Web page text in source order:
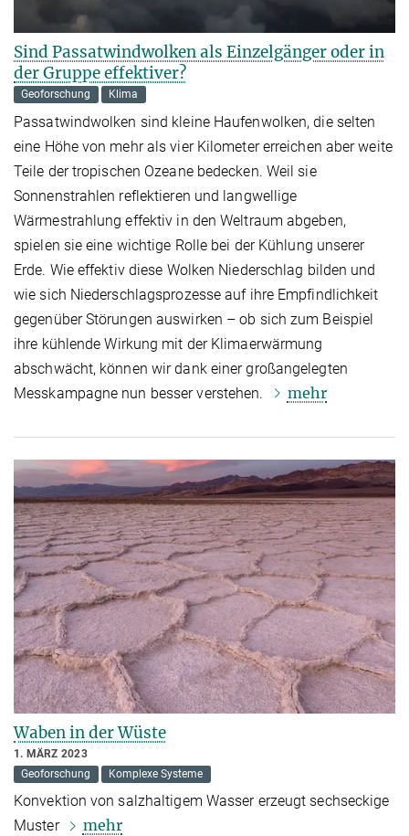
Sind Passatwindwolken als Einzelgänger oder in
der Gruppe effektiver?
Geoforschung Klima
Passatwindwolken sind kleine Haufenwolken, die selten
eine Höhe von mehr als vier Kilometer erreichen aber weite
Teile der tropischen Ozeane bedecken. Weil sie
Sonnenstrahlen reflektieren und langwellige
Wärmestrahlung effektiv in den Weltraum abgeben,
spielen sie eine wichtige Rolle bei der Kühlung unserer
Erde. Wie effektiv diese Wolken Niederschlag bilden und
wie sich Niederschlagsprozesse auf ihre Empfindlichkeit
gegenüber Störungen auswirken – ob sich zum Beispiel
ihre kühlende Wirkung mit der Klimaerwärmung
abschwächt, können wir dank einer großangelegten
Messkampagne nun besser verstehen.
mehr
Waben in der Wüste
1. MÄRZ 2023
Geoforschung
Komplexe Systeme
Konvektion von salzhaltigem Wasser erzeugt sechseckige
Muster
mehr